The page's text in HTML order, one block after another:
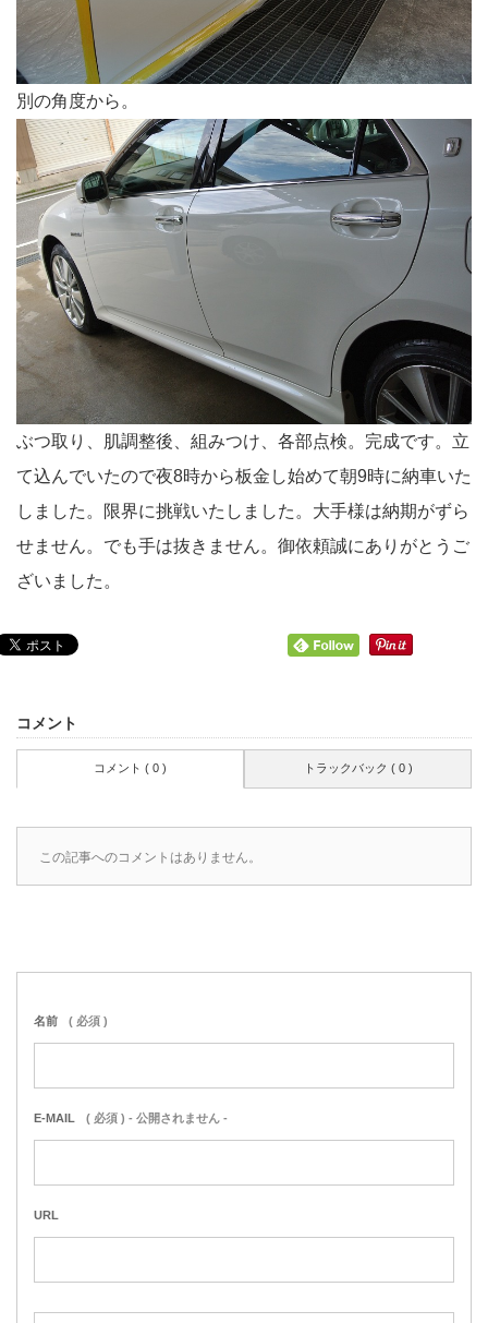
別の角度から。
ぶつ取り、肌調整後、組みつけ、各部点検。完成です。立
て込んでいたので夜8時から板金し始めて朝9時に納車いた
しました。限界に挑戦いたしました。大手様は納期がずら
せません。でも手は抜きません。御依頼誠にありがとうご
ざいました。
コメント
コメント ( 0 ) トラックバック ( 0 )
この記事へのコメントはありません。
名前 ( 必須 )
E-MAIL ( 必須 ) - 公開されません -
URL